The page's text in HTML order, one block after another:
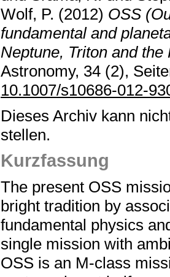
Wolf, P. (2012) OSS
fundamental and
Neptune, Triton and the
Astronomy, 34 (2),
10.1007/s10686-012-
Dieses Archiv kann
stellen.
Kurzfassung
The present OSS
bright tradition by
fundamental physics
single mission with
OSS is an M-class